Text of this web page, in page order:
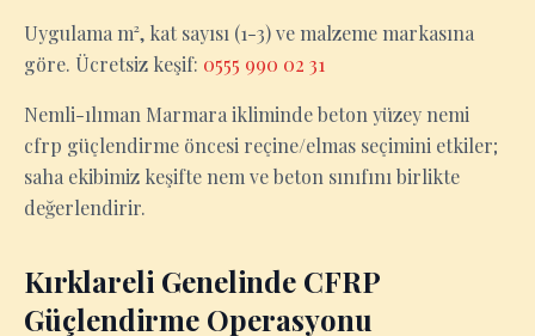
Uygulama m², kat sayısı (1-3) ve malzeme markasına
göre. Ücretsiz keşif: 0555 990 02 31
Nemli-ılıman Marmara ikliminde beton yüzey nemi
cfrp güçlendirme öncesi reçine/elmas seçimini etkiler;
saha ekibimiz keşifte nem ve beton sınıfını birlikte
değerlendirir.
Kırklareli Genelinde CFRP
Güçlendirme Operasyonu